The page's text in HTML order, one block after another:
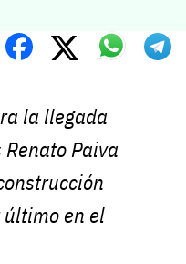
la llegada
Paiva
en el